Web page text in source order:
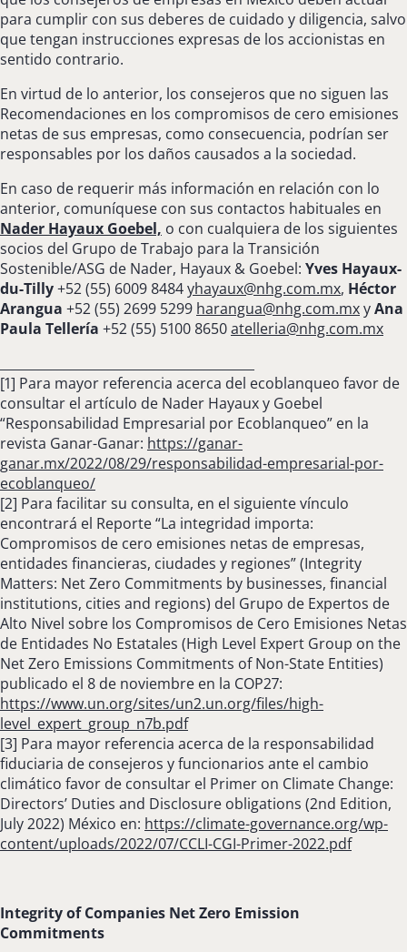
para cumplir con sus deberes de cuidado y diligencia, salvo
que tengan instrucciones expresas de los accionistas en
sentido contrario.
En virtud de lo anterior, los consejeros que no siguen las
Recomendaciones en los compromisos de cero emisiones
netas de sus empresas, como consecuencia, podrían ser
responsables por los daños causados a la sociedad.
En caso de requerir más información en relación con lo
anterior, comuníquese con sus contactos habituales en
Nader Hayaux Goebel, o con cualquiera de los siguientes
socios del Grupo de Trabajo para la Transición
Sostenible/ASG de Nader, Hayaux & Goebel: Yves Hayaux-
du-Tilly+52 (55) 6009 8484yhayaux@nhg.com.mx, Héctor
Arangua +52 (55) 2699 5299 harangua@nhg.com.mxyAna
Paula Tellería +52 (55) 5100 8650atelleria@nhg.com.mx
[1] Para mayor referencia acerca del ecoblanqueo favor de
consultar el artículo de Nader Hayaux y Goebel
“Responsabilidad Empresarial por Ecoblanqueo” en la
revista Ganar-Ganar: https://ganar-
ganar.mx/2022/08/29/responsabilidad-empresarial-por-
ecoblanqueo/
[2] Para facilitar su consulta, en el siguiente vínculo
encontrará el Reporte “La integridad importa:
Compromisos de cero emisiones netas de empresas,
entidades financieras, ciudades y regiones” (Integrity
Matters: Net Zero Commitments by businesses, financial
institutions, cities and regions) del Grupo de Expertos de
Alto Nivel sobre los Compromisos de Cero Emisiones Netas
de Entidades No Estatales (High Level Expert Group on the
Net Zero Emissions Commitments of Non-State Entities)
publicado el 8 de noviembre en la COP27:
https://www.un.org/sites/un2.un.org/files/high-
level_expert_group_n7b.pdf
[3] Para mayor referencia acerca de la responsabilidad
fiduciaria de consejeros y funcionarios ante el cambio
climático favor de consultar el Primer on Climate Change:
Directors’ Duties and Disclosure obligations (2nd Edition,
July 2022) México en: https://climate-governance.org/wp-
content/uploads/2022/07/CCLI-CGI-Primer-2022.pdf
Integrity of Companies Net Zero Emission
Commitments